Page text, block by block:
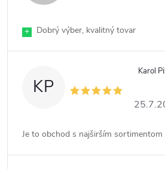
+ Dobrý výber, kvalitný tovar
KP
Karol
Je to obchod s najširším sortimentom